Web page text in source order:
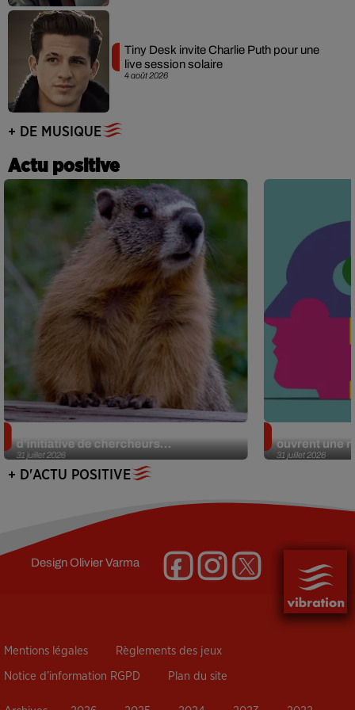
4 août 2026
Tiny Desk invite Charlie Puth pour une
live session solaire
+ DE MUSIQUE
Actu positive
31 juillet 2026
d’initiative de chercheurs...
31 juillet 2026
ouvrent une
+ D'ACTU POSITIVE
DesignOlivier Varma
Mentions légales Règlements des jeux
Notice d’information RGPD Plan du site